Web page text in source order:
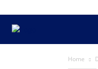
Home